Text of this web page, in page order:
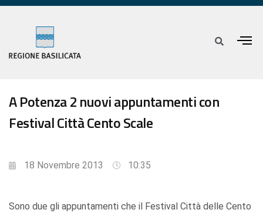
A Potenza 2 nuovi appuntamenti con
Festival Città Cento Scale
18 Novembre 2013 10:35
Sono due gli appuntamenti che il Festival Città delle Cento